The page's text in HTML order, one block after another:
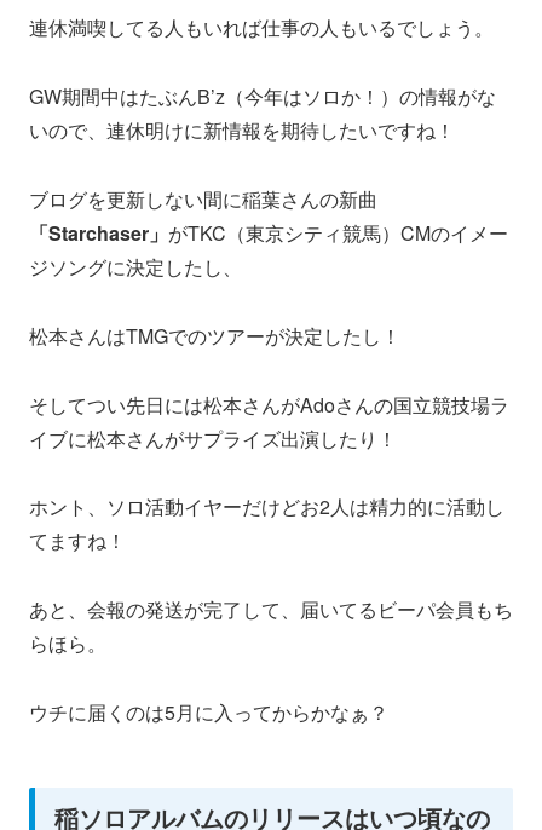
連休満喫してる人もいれば仕事の人もいるでしょう。
GW期間中はたぶんB’z（今年はソロか！）の情報がな
いので、連休明けに新情報を期待したいですね！
ブログを更新しない間に稲葉さんの新曲
「Starchaser」 がTKC（東京シティ競馬）CMのイメー
ジソングに決定したし、
松本さんはTMGでのツアーが決定したし！
そしてつい先日には松本さんがAdoさんの国立競技場ラ
イブに松本さんがサプライズ出演したり！
ホント、ソロ活動イヤーだけどお2人は精力的に活動し
てますね！
あと、会報の発送が完了して、届いてるビーパ会員もち
らほら。
ウチに届くのは5月に入ってからかなぁ？
稲ソロアルバムのリリースはいつ頃なの